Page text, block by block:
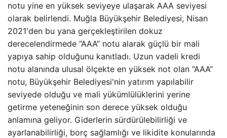
notu yine en yüksek seviyeye ulaşarak AAA seviyesi
olarak belirlendi. Muğla Büyükşehir Belediyesi, Nisan
2021'den bu yana gerçekleştirilen dokuz
derecelendirmede “AAA” notu alarak güçlü bir mali
yapıya sahip olduğunu kanıtladı. Uzun vadeli kredi
notu alanında ulusal ölçekte en yüksek not olan “AAA”
notu, Büyükşehir Belediyesi'nin yatırım yapılabilir
seviyede olduğu ve mali yükümlülüklerini yerine
getirme yeteneğinin son derece yüksek olduğu
anlamına geliyor. Giderlerin sürdürülebilirliği ve
ayarlanabilirliği, borç sağlamlığı ve likidite konularında